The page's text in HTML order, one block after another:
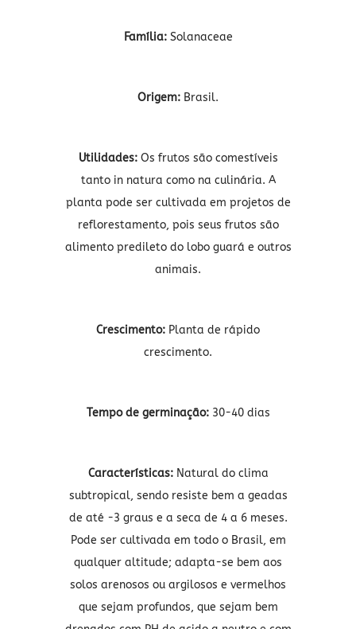
Família:Solanaceae
Origem: Brasil.
Utilidades:Os frutos são comestíveis
tanto in natura como na culinária. A
planta pode ser cultivada em projetos de
reflorestamento, pois seus frutos são
alimento predileto do lobo guará e outros
animais.
Crescimento: Planta de rápido
crescimento.
Tempo de germinação:30-40 dias
Características:Natural do clima
subtropical, sendo resiste bem a geadas
de até -3 graus e a seca de 4 a 6 meses.
Pode ser cultivada em todo o Brasil, em
qualquer altitude; adapta-se bem aos
solos arenosos ou argilosos e vermelhos
que sejam profundos, que sejam bem